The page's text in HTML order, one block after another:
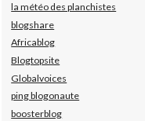
la météo des planchistes
blogshare
Africablog
Blogtopsite
Globalvoices
ping blogonaute
boosterblog